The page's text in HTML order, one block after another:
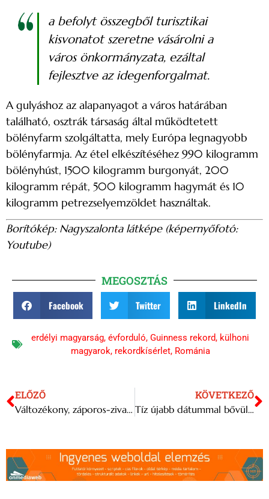
a befolyt összegből turisztikai
kisvonatot szeretne vásárolni a
város önkormányzata, ezáltal
fejlesztve az idegenforgalmat.
A gulyáshoz az alapanyagot a város határában
található, osztrák társaság által működtetett
bölényfarm szolgáltatta, mely Európa legnagyobb
bölényfarmja. Az étel elkészítéséhez 990 kilogramm
bölényhúst, 1500 kilogramm burgonyát, 200
kilogramm répát, 500 kilogramm hagymát és 10
kilogramm petrezselyemzöldet használtak.
Borítókép: Nagyszalonta látképe (képernyőfotó:
Youtube)
MEGOSZTÁS
Facebook Twitter LinkedIn
erdélyi magyarság, évforduló, Guinness rekord, külhoni
magyarok, rekordkísérlet, Románia
ELŐZŐ
Változékony, záporos-zivataros idővel indul a nyár
KÖVETKEZŐ
Tíz újabb dátummal bővül Céline Dion párizsi koncertsorozata